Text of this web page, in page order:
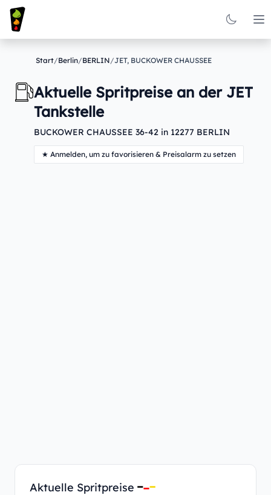
Start/Berlin/BERLIN/JET, BUCKOWER CHAUSSEE
Aktuelle Spritpreise an der JET
Tankstelle
BUCKOWER CHAUSSEE 36-42 in 12277 BERLIN
★ Anmelden, um zu favorisieren & Preisalarm zu setzen
Aktuelle Spritpreise